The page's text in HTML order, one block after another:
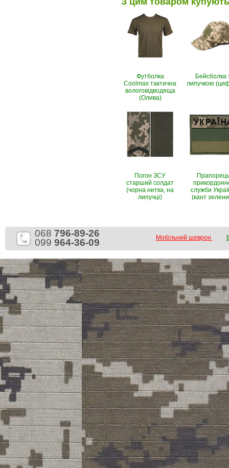
Футболка
Coolmax тактична
вологовiдводяща
(Олива)
Бейсболка
липучкою
Погон ЗСУ
старший солдат
(чорна нитка, на
липучці)
Прапорець
служби
(кант
068 796-89-26
099 964-36-09 Мобільний шеврон